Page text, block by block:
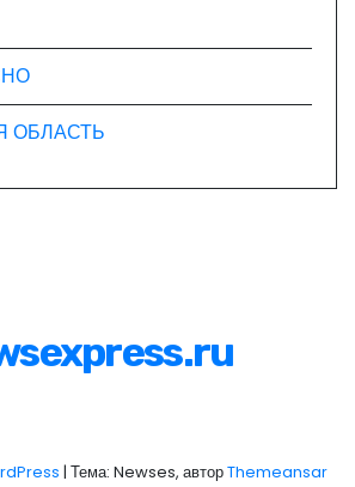
ОБЛАСТЬ
| Тема: Newses, авторThemeansar